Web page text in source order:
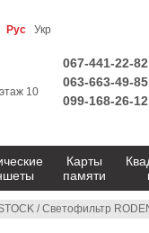
/Светофильтр RODENSTOCK
Рус Укр
10
067-441-22-82
063-663-49-85
099-168-26-12
Карты
памяти